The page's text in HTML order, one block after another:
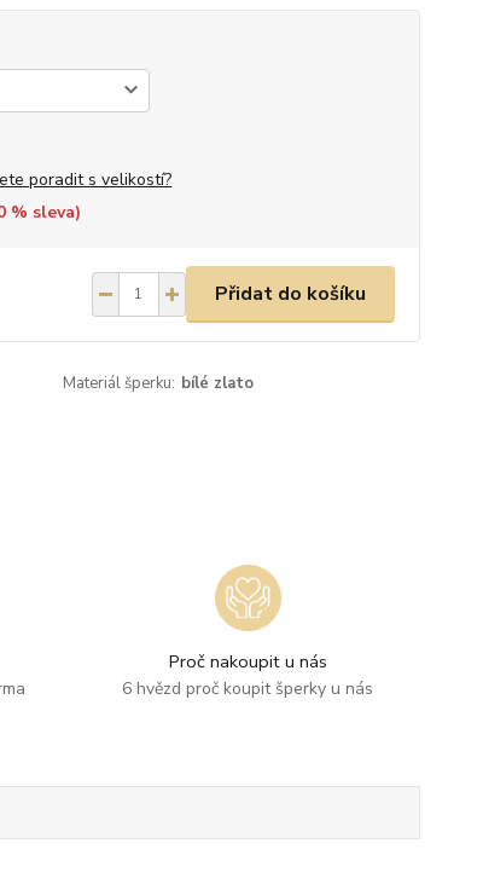
poradit s velikostí?
% sleva)
Přidat do košíku
Materiál šperku: bílé zlato
Proč nakoupit u nás
6 hvězd proč koupit šperky u nás